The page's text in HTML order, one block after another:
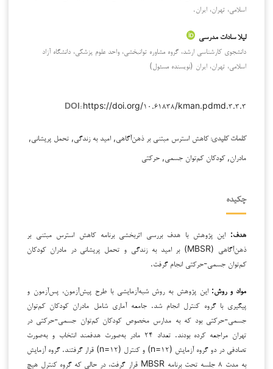
اسلامی، تهران، ایران.
لیلا سادات مدرسی
دانشجوی کارشناسی ارشد، گروه مشاوره توانبخشی، واحد علوم پزشکی، دانشگاه آزاد
اسلامی، تهران، ایران (نویسنده مسئول)
DOI: https://doi.org/۱۰.۶۱۸۳۸/kman.pdmd.۳.۳.۳
کلمات کلیدی:کاهش استرس مبتنی بر ذهن‌آگاهی, امید به زندگی, تحمل پریشانی,
مادران, کودکان کم‌توان جسمی, حرکتی
چکیده
هدف: این پژوهش با هدف بررسی اثربخشی برنامه کاهش استرس مبتنی بر
ذهن‌آگاهی (MBSR) بر امید به زندگی و تحمل پریشانی در مادران کودکان
کم‌توان جسمی-حرکتی انجام گرفت.
مواد و روش: این پژوهش به روش شبه‌آزمایشی با طرح پیش‌آزمون، پس‌آزمون و
پیگیری با گروه کنترل انجام شد. جامعه آماری شامل مادران کودکان کم‌توان
جسمی-حرکتی بود که به مدارس مخصوص کودکان کم‌توان جسمی-حرکتی در
تهران مراجعه کرده بودند. تعداد ۲۴ مادر به‌صورت هدفمند انتخاب و به‌صورت
تصادفی در دو گروه آزمایش (n=۱۲) و کنترل (n=۱۲) قرار گرفتند. گروه آزمایش
به مدت ۸ جلسه تحت برنامه MBSR قرار گرفت، در حالی که گروه کنترل هیچ